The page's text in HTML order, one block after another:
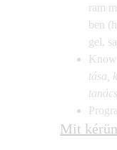
ram
ben
gel,
tá­sa,
Mit